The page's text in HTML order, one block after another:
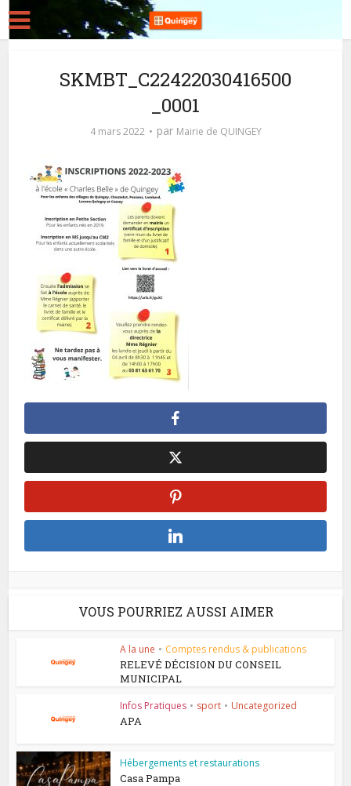
SKMBT_C22422030416500
_0001
4 mars 2022 par Mairie de QUINGEY
VOUS POURRIEZ AUSSI AIMER
A la une • Comptes rendus & publications
RELEVÉ DÉCISION DU CONSEIL
MUNICIPAL
Infos Pratiques • sport • Uncategorized
APA
Hébergements et restaurations
Casa Pampa